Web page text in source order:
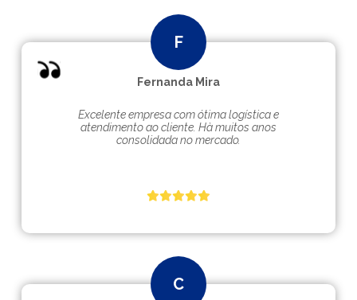
Fernanda Mira
Excelente empresa com ótima logística e
atendimento ao cliente. Hà muitos anos
consolidada no mercado.